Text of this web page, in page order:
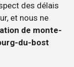
des délais
et nous ne
de monte-
du-bost